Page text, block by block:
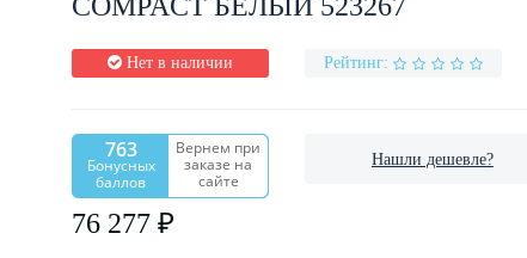
COMPACT БЕЛЫЙ 523267
Нет в наличии Рейтинг:
763
Бонусных
баллов
Вернем при
заказе на
сайте
76 277 ₽
Нашли дешевле?